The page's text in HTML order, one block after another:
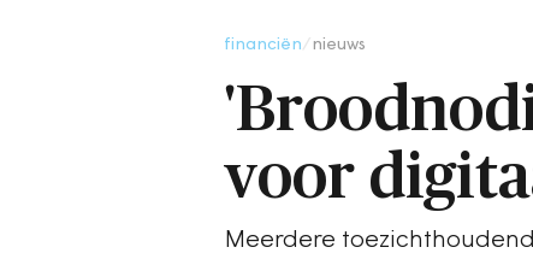
financiën nieuws
voor
Meerdere